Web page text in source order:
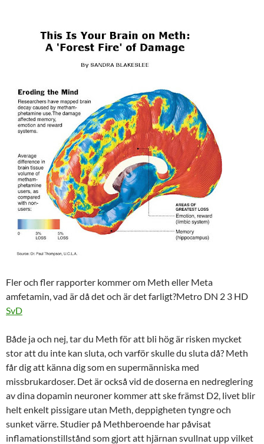
Fler och fler rapporter kommer om Meth eller Meta
amfetamin, vad är då det och är det farligt?Metro DN 2 3 HD
SvD
Både ja och nej, tar du Meth för att bli hög är risken mycket
stor att du inte kan sluta, och varför skulle du sluta då? Meth
får dig att känna dig som en supermänniska med
missbrukardoser. Det är också vid de doserna en nedreglering
av dina dopamin neuroner kommer att ske främst D2, livet blir
helt enkelt pissigare utan Meth, deppigheten tyngre och
sunket värre. Studier på Methberoende har påvisat
inflamationstillstånd som gjort att hjärnan svullnat upp vilket